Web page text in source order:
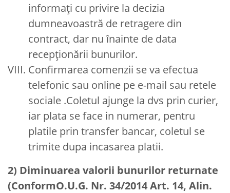
informați cu privire la decizia
dumneavoastră de retragere din
contract, dar nu înainte de data
recepționării bunurilor.
Confirmarea comenzii se va efectua
telefonic sau online pe e-mail sau retele
sociale .Coletul ajunge la dvs prin curier,
iar plata se face in numerar, pentru
platile prin transfer bancar, coletul se
trimite dupa incasarea platii.
2) Diminuarea valorii bunurilor returnate
(ConformO.U.G. Nr. 34/2014 Art. 14, Alin.